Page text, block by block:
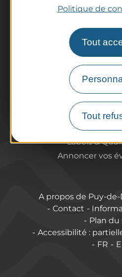
Politique de
Tout
Tout
Préparer son
Informations
Offices de
Destination
Pro / Partenaires
Qui
Espace Pro &
Labels &
Annoncer vos
A propos de Puy-
Contact
Plan du
Accessibilité :
FR